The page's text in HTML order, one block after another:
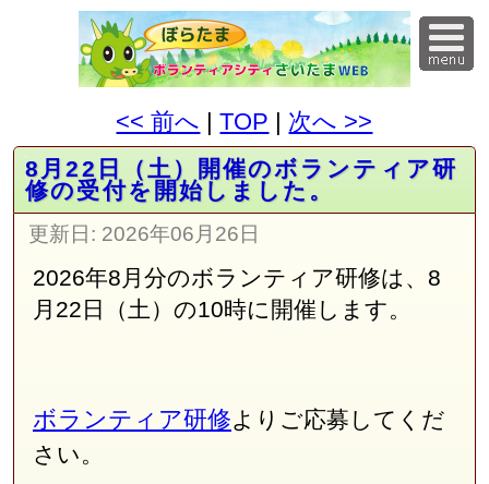
<< 前へ |TOP | 次へ >>
8月22日（土）開催のボランティア研
修の受付を開始しました。
更新日: 2026年06月26日
2026年8月分のボランティア研修は、8
月22日（土）の10時に開催します。
ボランティア研修よりご応募してくだ
さい。